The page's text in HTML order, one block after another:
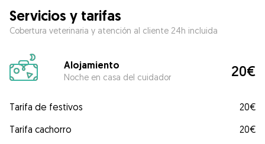
Servicios y tarifas
Cobertura veterinaria y atención al cliente 24h incluida
Alojamiento
Noche en casa del cuidador 20€
Tarifa de festivos
20€
Tarifa cachorro
20€